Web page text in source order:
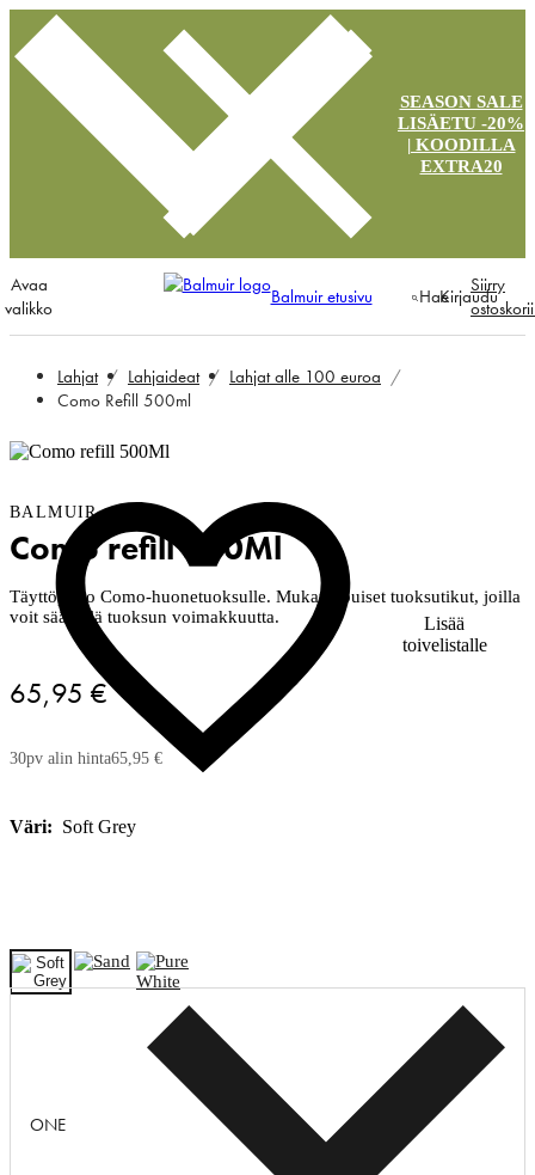
SEASON SALE
LISÄETU -20%
| KOODILLA
EXTRA20
Avaa
valikko
Balmuir etusivu HaeKirjaudu
Siirry
Lahjat Lahjaideat
Lahjat alle 100 euroa
Como Refill 500ml
Lisää
toivelistalle
BALMUIR
Como refill 500Ml
Täyttöpullo Como-huonetuoksulle. Mukana puiset tuoksutikut, joilla
voit säädellä tuoksun voimakkuutta.
65,95 €
30pv alin hinta65,95 €
Väri: Soft Grey
ONE